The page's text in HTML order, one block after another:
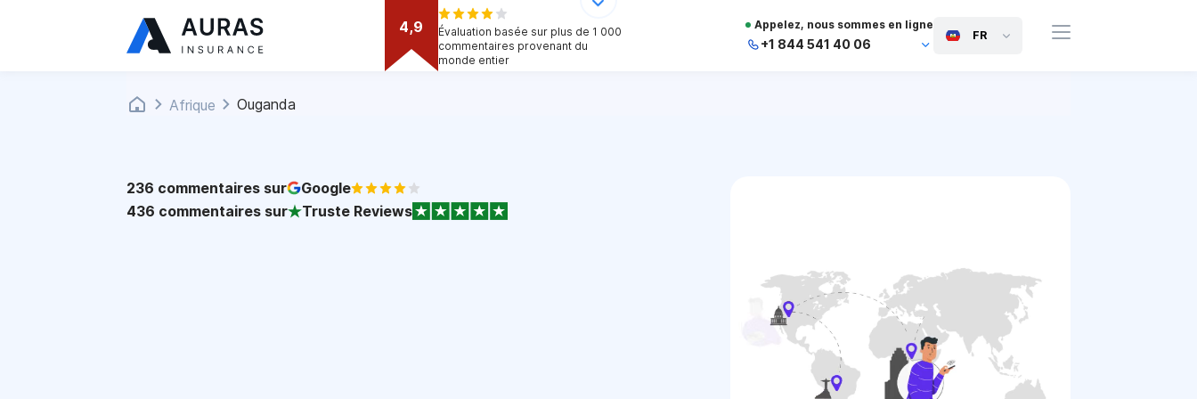
4,9
Évaluation basée sur plus de 1 000
commentaires provenant du
monde entier
Appelez, nous sommes en ligne
+1 844 541 40 06
FR
Afrique Ouganda
236 commentaires sur
Google
436 commentaires sur Truste Reviews